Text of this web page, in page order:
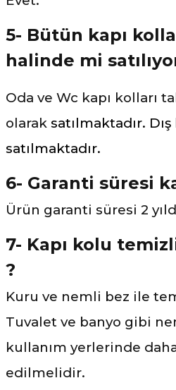
5- Bütün kapı
halinde mi
Oda ve Wc kapı kolları
olarak satılmaktadır. Dış
satılmaktadır.
6- Garanti süresi
Ürün garanti süresi 2
7- Kapı kolu
?
Kuru ve nemli bez ile
Tuvalet ve banyo gibi
kullanım yerlerinde
edilmelidir.